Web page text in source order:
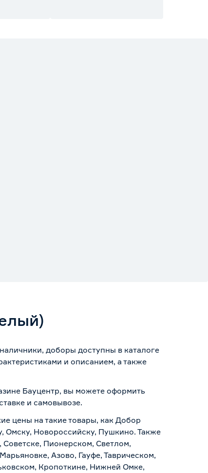
доборы доступны в каталоге
и описанием, а также
Бауцентр, вы можете оформить
и самовывозе.
цены на такие товары, как Добор
Омску, Новороссийску, Пушкино. Также
Советске, Пионерском, Светлом,
Азово, Гауфе, Таврическом,
Кропоткине, Нижней Омке,